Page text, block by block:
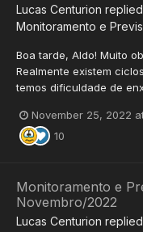
Lucas Centurion
Monitoramento e
Boa tarde, Aldo! Muito
Realmente existem
temos dificuldade de
November 25, 2022
10
Monitoramento e
Novembro/2022
Lucas Centurion